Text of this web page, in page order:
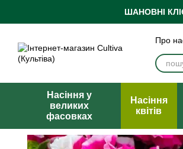
Перейти до основного контентуШАНОВНІ
Про
Насіння у
великих
фасовках
Насіння
квітів